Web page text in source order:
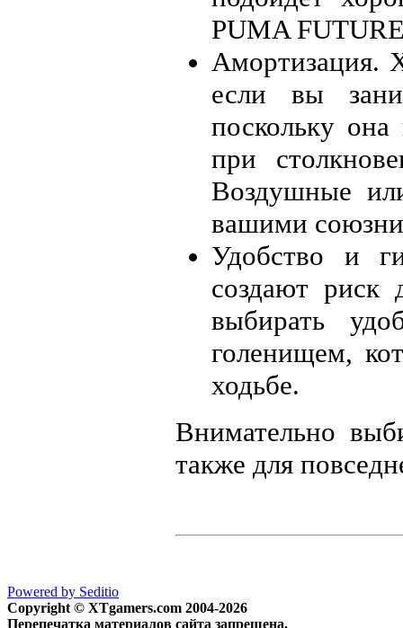
PUMA
Амортизация.
если вы
поскольку
при
Воздушные
вашими
Удобство и
создают риск
выбирать
голенищем,
ходьбе.
Внимательно
также для
Powered by Seditio
Copyright © XTgamers.com 2004-2026
Перепечатка материалов сайта запрещена.